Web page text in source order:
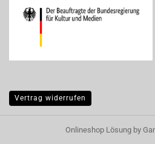
Vertrag widerrufen
Onlineshop Lösungby